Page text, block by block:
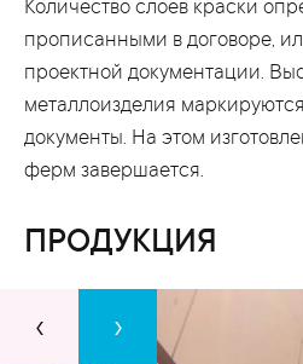
Количество слоев краски
прописанными в договоре,
проектной документации.
металлоизделия
документы. На этом
ферм завершается.
ПРОДУКЦИЯ
‹ ›